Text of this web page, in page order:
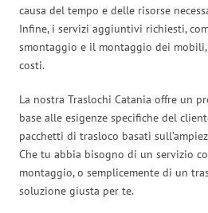
causa del tempo e delle risorse
Infine, i servizi aggiuntivi richiesti,
smontaggio e il montaggio dei
costi.
La nostra Traslochi Catania offre un
base alle esigenze specifiche del
pacchetti di trasloco basati
Che tu abbia bisogno di un servizio
montaggio, o semplicemente di un
soluzione giusta per te.